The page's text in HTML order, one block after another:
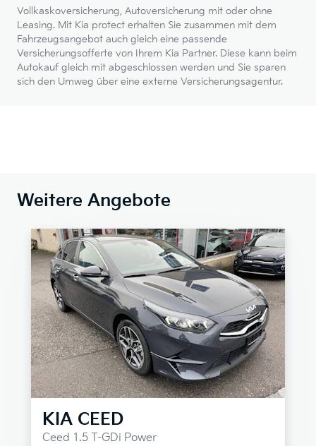
Vollkaskoversicherung, Autoversicherung mit oder ohne
Leasing. Mit Kia protect erhalten Sie zusammen mit dem
Fahrzeugsangebot auch gleich eine passende
Versicherungsofferte von Ihrem Kia Partner. Diese kann beim
Autokauf gleich mit abgeschlossen werden und Sie sparen
sich den Umweg über eine externe Versicherungsagentur.
Weitere Angebote
KIA CEED
Ceed 1.5 T-GDi Power